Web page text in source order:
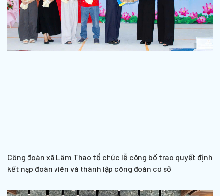
Công đoàn xã Lâm Thao tổ chức lễ công bố trao quyết định
kết nạp đoàn viên và thành lập công đoàn cơ sở